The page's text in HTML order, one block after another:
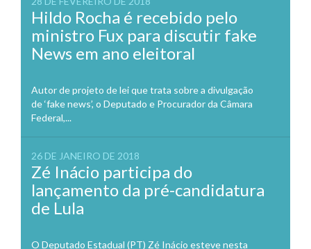
Hildo Rocha é recebido pelo
ministro Fux para discutir fake
News em ano eleitoral
Autor de projeto de lei que trata sobre a divulgação
de ‘fake news’, o Deputado e Procurador da Câmara
Federal,...
26 DE JANEIRO DE 2018
Zé Inácio participa do
lançamento da pré-candidatura
de Lula
O Deputado Estadual (PT) Zé Inácio esteve nesta